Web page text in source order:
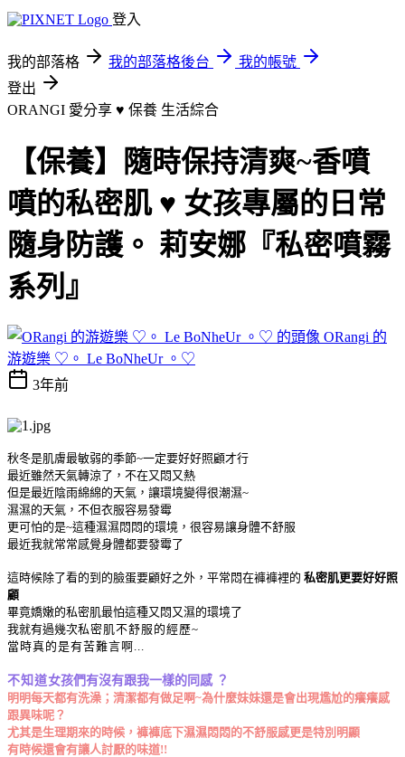
登入
我的部落格 我的部落格後台
我的帳號
登出
ORANGI 愛分享 ♥ 保養 生活綜合
【保養】隨時保持清爽~香噴
噴的私密肌 ♥ 女孩專屬的日常
隨身防護。 莉安娜『私密噴霧
系列』
ORangi 的
游遊樂 ♡。 Le BoNheUr 。♡
3年前
秋冬是肌膚最敏弱的季節~一定要好好照顧才行
最近雖然天氣轉涼了，不在又悶又熱
但是最近陰雨綿綿的天氣，讓環境變得很潮濕~
濕濕的天氣，不但衣服容易發霉
更可怕的是~這種濕濕悶悶的環境，很容易讓身體不舒服
最近我就常常感覺身體都要發霉了
這時候除了看的到的臉蛋要顧好之外，平常悶在褲褲裡的 私密肌更要好好照
顧
畢竟嬌嫩的私密肌最怕這種又悶又濕的環境了
我就有過幾次私密肌不舒服的經歷~
當時真的是有苦難言啊...
不知道女孩們有沒有跟我一樣的同感 ？
明明每天都有洗澡； 清潔都有做足啊~為什麼妹妹還是會出現尷尬的癢癢感
跟異味呢？
尤其是生理期來的時候，褲褲底下濕濕悶悶的不舒服感更是特別明顯
有時候還會有讓人討厭的味道!!